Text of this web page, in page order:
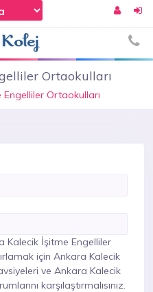
Ortaokulları
Ortaokulları
Kalecik İşitme Engelliler
için Ankara Kalecik
ve Ankara Kalecik
karşılaştırmalısınız.